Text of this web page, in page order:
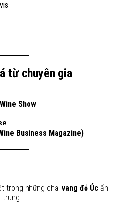
từ chuyên gia
Show
Business Magazine)
trong những chai vang đỏ Úc ấn